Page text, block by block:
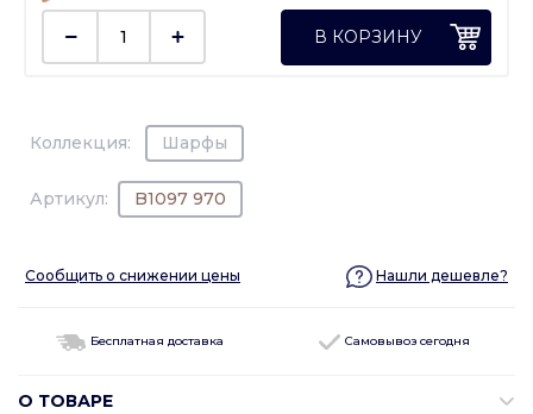
Коллекция: Шарфы
Артикул: B1097 970
В КОРЗИНУ
Сообщить о снижении цены Нашли дешевле?
Бесплатная доставка Самовывоз сегодня
О ТОВАРЕ